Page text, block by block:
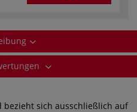
bezieht sich ausschließlich auf